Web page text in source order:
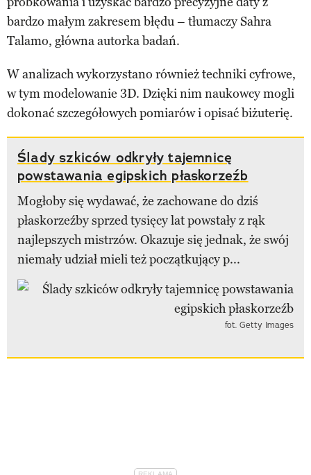
bardzo małym zakresem błędu – tłumaczy Sahra
Talamo, główna autorka badań.
W analizach wykorzystano również techniki cyfrowe,
w tym modelowanie 3D. Dzięki nim naukowcy mogli
dokonać szczegółowych pomiarów i opisać biżuterię.
Ślady szkiców odkryły tajemnicę
powstawania egipskich płaskorzeźb
Mogłoby się wydawać, że zachowane do dziś
płaskorzeźby sprzed tysięcy lat powstały z rąk
najlepszych mistrzów. Okazuje się jednak, że swój
niemały udział mieli też początkujący p...
fot. Getty Images